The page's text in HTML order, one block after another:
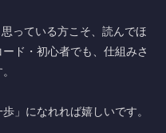
っている方こそ、読んでほ
ド・初心者でも、仕組みさ
」になれれば嬉しいです。